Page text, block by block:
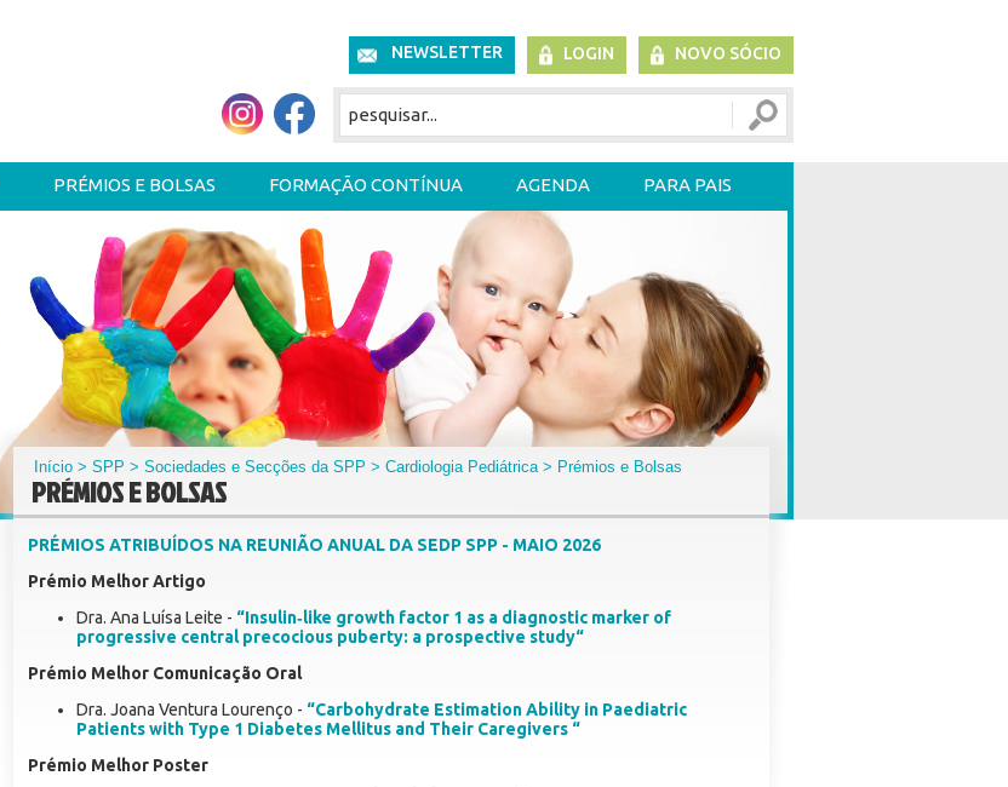
NEWSLETTER LOGIN NOVO SÓCIO
PRÉMIOS E BOLSAS FORMAÇÃO CONTÍNUA AGENDA PARA PAIS
Início >SPP >Sociedades e Secções da SPP >Cardiologia Pediátrica> Prémios e Bolsas
PRÉMIOS E BOLSAS
PRÉMIOS ATRIBUÍDOS NA REUNIÃO ANUAL DA SEDP SPP - MAIO 2026
Prémio Melhor Artigo
Dra. Ana Luísa Leite - “Insulin‑like growth factor 1 as a diagnostic marker of
progressive central precocious puberty: a prospective study“
Prémio Melhor Comunicação Oral
Dra. Joana Ventura Lourenço - “Carbohydrate Estimation Ability in Paediatric
Patients with Type 1 Diabetes Mellitus and Their Caregivers “
Prémio Melhor Poster